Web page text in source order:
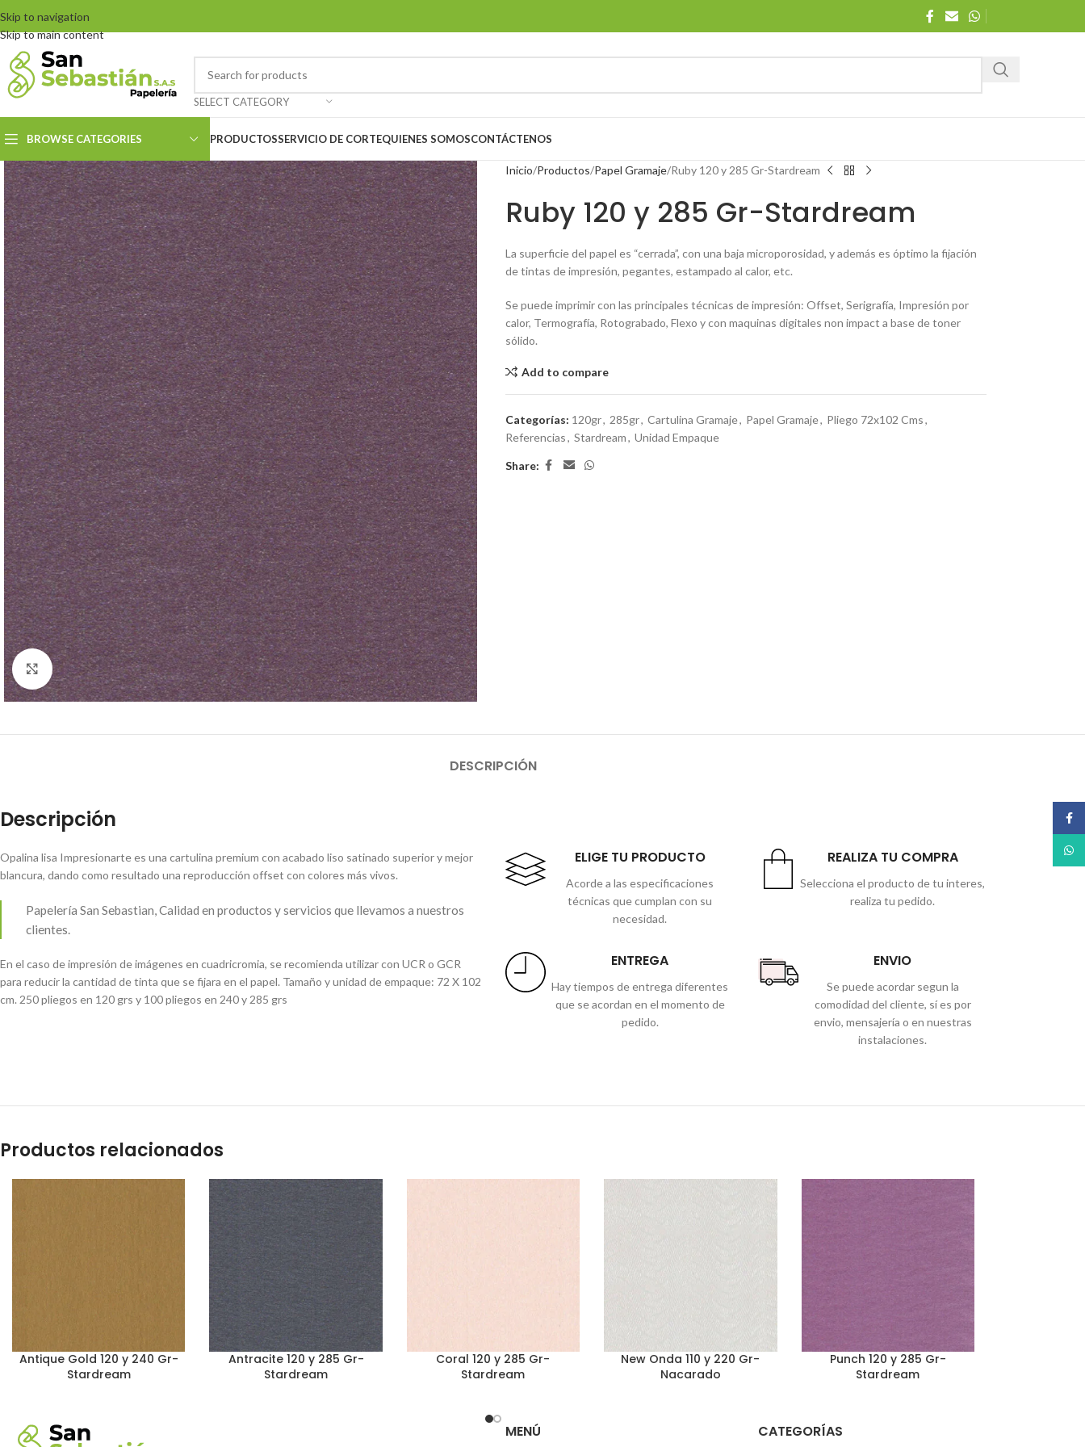
Skip to navigation
Skip to main content
SELECT CATEGORY
BROWSE CATEGORIES PRODUCTOSSERVICIO DE CORTEQUIENES SOMOSCONTÁCTENOS
Click to enlarge
Inicio Productos Papel Gramaje Ruby 120 y 285 Gr-Stardream
Ruby 120 y 285 Gr-Stardream
La superficie del papel es “cerrada”, con una baja microporosidad, y además es óptimo la fijación
de tintas de impresión, pegantes, estampado al calor, etc.
Se puede imprimir con las principales técnicas de impresión: Offset, Serigrafía, Impresión por
calor, Termografía, Rotograbado, Flexo y con maquinas digitales non impact a base de toner
sólido.
Add to compare
Categorías: 120gr, 285gr, Cartulina Gramaje, Papel Gramaje, Pliego 72x102 Cms,
Referencias, Stardream, Unidad Empaque
Share:
DESCRIPCIÓN
Descripción
Opalina lisa Impresionarte es una cartulina premium con acabado liso satinado superior y mejor
blancura, dando como resultado una reproducción offset con colores más vivos.
Papelería San Sebastian, Calidad en productos y servicios que llevamos a nuestros
clientes.
En el caso de impresión de imágenes en cuadricromia, se recomienda utilizar con UCR o GCR
para reducir la cantidad de tinta que se fijara en el papel. Tamaño y unidad de empaque: 72 X 102
cm. 250 pliegos en 120 grs y 100 pliegos en 240 y 285 grs
ELIGE TU PRODUCTO
Acorde a las especificaciones
técnicas que cumplan con su
necesidad.
REALIZA TU COMPRA
Selecciona el producto de tu interes,
realiza tu pedido.
ENTREGA
Hay tiempos de entrega diferentes
que se acordan en el momento de
pedido.
ENVIO
Se puede acordar segun la
comodidad del cliente, sí es por
envio, mensajería o en nuestras
instalaciones.
Productos relacionados
Antique Gold 120 y 240 Gr-
Stardream
Antracite 120 y 285 Gr-
Stardream
Coral 120 y 285 Gr-
Stardream
New Onda 110 y 220 Gr-
Nacarado
Punch 120 y 285 Gr-
Stardream
MENÚ CATEGORÍAS